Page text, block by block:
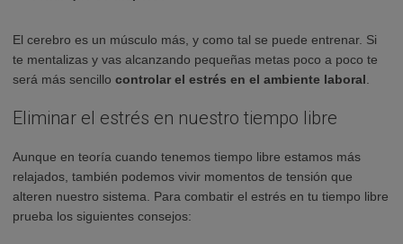
El cerebro es un músculo más, y como tal se puede entrenar. Si
te mentalizas y vas alcanzando pequeñas metas poco a poco te
será más sencillo controlar el estrés en el ambiente laboral
Eliminar el estrés en nuestro tiempo libre
Aunque en teoría cuando tenemos tiempo libre estamos más
relajados, también podemos vivir momentos de tensión que
alteren nuestro sistema. Para combatir el estrés en tu tiempo libre
prueba los siguientes consejos: